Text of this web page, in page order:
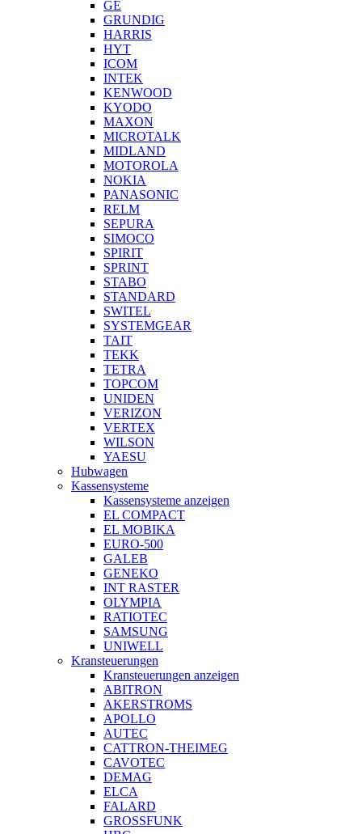
GE
GRUNDIG
HARRIS
HYT
ICOM
INTEK
KENWOOD
KYODO
MAXON
MICROTALK
MIDLAND
MOTOROLA
NOKIA
PANASONIC
RELM
SEPURA
SIMOCO
SPIRIT
SPRINT
STABO
STANDARD
SWITEL
SYSTEMGEAR
TAIT
TEKK
TETRA
TOPCOM
UNIDEN
VERIZON
VERTEX
WILSON
YAESU
Hubwagen
Kassensysteme
Kassensysteme anzeigen
EL COMPACT
EL MOBIKA
EURO-500
GALEB
GENEKO
INT RASTER
OLYMPIA
RATIOTEC
SAMSUNG
UNIWELL
Kransteuerungen
Kransteuerungen anzeigen
ABITRON
AKERSTROMS
APOLLO
AUTEC
CATTRON-THEIMEG
CAVOTEC
DEMAG
ELCA
FALARD
GROSSFUNK